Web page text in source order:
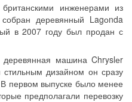
инженерами из
деревянный Lagоnda
в 2007 году был продан с
машина Chryslеr
дизайном он сразу
первом выпуске было менее
предполагали перевозку